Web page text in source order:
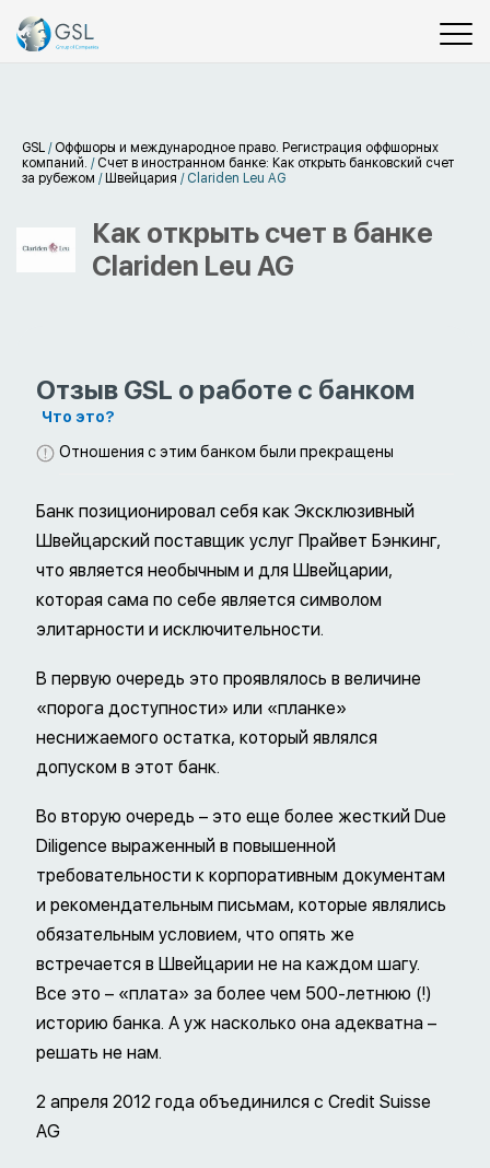
GSL / Оффшоры и международное право. Регистрация оффшорных
компаний. / Счет в иностранном банке: Как открыть банковский счет
за рубежом / Швейцария / Clariden Leu AG
Как открыть счет в банке
Clariden Leu AG
Отзыв GSL о работе с банком
Что это?
Отношения с этим банком были прекращены
Банк позиционировал себя как Эксклюзивный
Швейцарский поставщик услуг Прайвет Бэнкинг,
что является необычным и для Швейцарии,
которая сама по себе является символом
элитарности и исключительности.
В первую очередь это проявлялось в величине
«порога доступности» или «планке»
неснижаемого остатка, который являлся
допуском в этот банк.
Во вторую очередь – это еще более жесткий Due
Diligence выраженный в повышенной
требовательности к корпоративным документам
и рекомендательным письмам, которые являлись
обязательным условием, что опять же
встречается в Швейцарии не на каждом шагу.
Все это – «плата» за более чем 500-летнюю (!)
историю банка. А уж насколько она адекватна –
решать не нам.
2 апреля 2012 года объединился с Credit Suisse
AG